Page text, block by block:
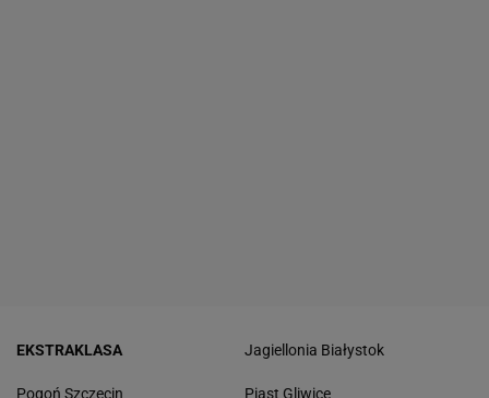
EKSTRAKLASA
Pogoń Szczecin
Jagiellonia Białystok
Piast Gliwice